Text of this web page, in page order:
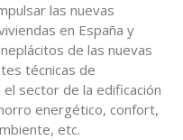
las nuevas
en España y
de las nuevas
técnicas de
sector de la edificación
energético, confort,
etc.